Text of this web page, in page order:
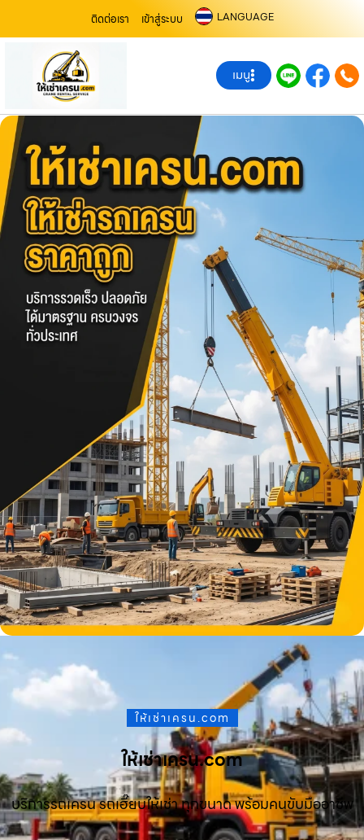
ติดต่อเรา เข้าสู่ระบบ LANGUAGE
เมนู
ให้เช่าเครน.com
ให้เช่าเครน.com
บริการรถเครน รถเฮี๊ยบให้เช่า ทุกขนาด พร้อมคนขับมืออาชีพ